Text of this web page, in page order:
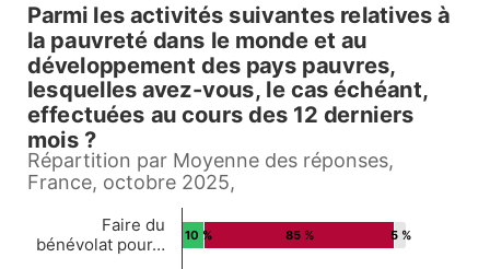
Parmi les activités
Bar chart with 3 data series.
Répartition par Moyenne des réponses, France,
View as data table, Parmi les activités suivantes relatives à la
The chart has 1 X axis displaying Countries.
The chart has 1 Y axis displaying values. Data
Parmi les activités suivantes relatives à
la pauvreté dans le monde et au
développement des pays pauvres,
lesquelles avez-vous, le cas échéant,
effectuées au cours des 12 derniers
mois ?
Répartition par Moyenne des réponses,
France, octobre 2025,
5 %
85 %
10 %
Faire du
bénévolat pour…